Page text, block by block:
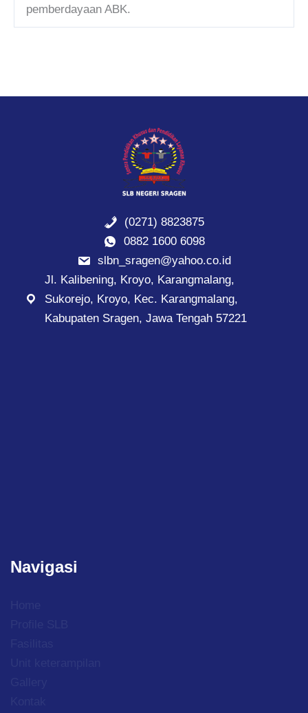
pemberdayaan ABK.
(0271) 8823875
0882 1600 6098
slbn_sragen@yahoo.co.id
Jl. Kalibening, Kroyo, Karangmalang,
Sukorejo, Kroyo, Kec. Karangmalang,
Kabupaten Sragen, Jawa Tengah 57221
Navigasi